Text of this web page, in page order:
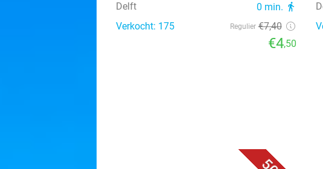
Delft 0 min. directions_walk
Verkocht: 175 Regulier €7,40
€4,50